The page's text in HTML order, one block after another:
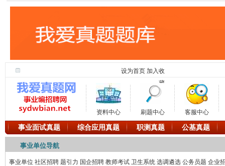
设为首页 加入收
藏
资料中心 刷题中心 客服中心
事业面试真题 综合应用真题 职测真题 公基真题
事业单位导航
事业单位 社区招聘 题引力 国企招聘 教师考试 卫生系统 选调遴选 公务员题 企业